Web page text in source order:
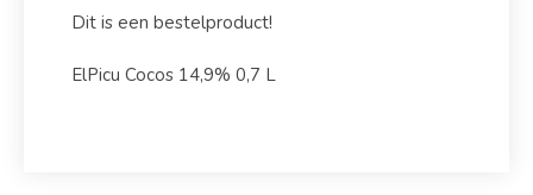
Dit is een bestelproduct!
ElPicu Cocos 14,9% 0,7 L